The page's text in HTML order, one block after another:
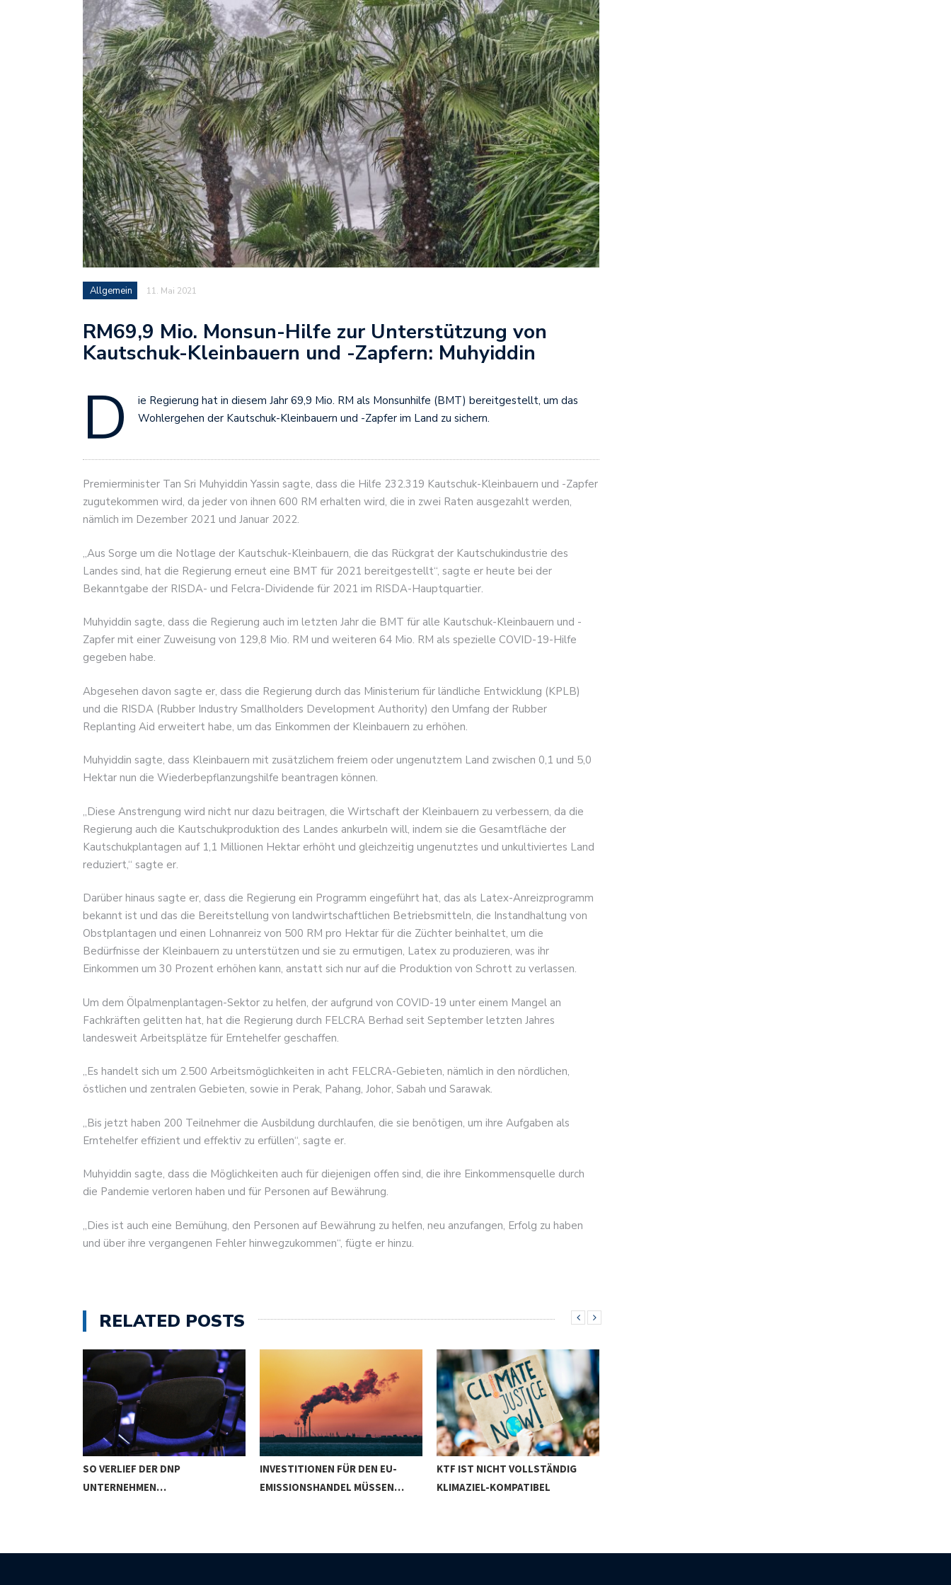
Allgemein 11. Mai 2021
RM69,9 Mio. Monsun-Hilfe zur Unterstützung von
Kautschuk-Kleinbauern und -Zapfern: Muhyiddin
D
ie Regierung hat in diesem Jahr 69,9 Mio. RM als Monsunhilfe (BMT) bereitgestellt, um das
Wohlergehen der Kautschuk-Kleinbauern und -Zapfer im Land zu sichern.
Premierminister Tan Sri Muhyiddin Yassin sagte, dass die Hilfe 232.319 Kautschuk-Kleinbauern und -Zapfer
zugutekommen wird, da jeder von ihnen 600 RM erhalten wird, die in zwei Raten ausgezahlt werden,
nämlich im Dezember 2021 und Januar 2022.
„Aus Sorge um die Notlage der Kautschuk-Kleinbauern, die das Rückgrat der Kautschukindustrie des
Landes sind, hat die Regierung erneut eine BMT für 2021 bereitgestellt“, sagte er heute bei der
Bekanntgabe der RISDA- und Felcra-Dividende für 2021 im RISDA-Hauptquartier.
Muhyiddin sagte, dass die Regierung auch im letzten Jahr die BMT für alle Kautschuk-Kleinbauern und -
Zapfer mit einer Zuweisung von 129,8 Mio. RM und weiteren 64 Mio. RM als spezielle COVID-19-Hilfe
gegeben habe.
Abgesehen davon sagte er, dass die Regierung durch das Ministerium für ländliche Entwicklung (KPLB)
und die RISDA (Rubber Industry Smallholders Development Authority) den Umfang der Rubber
Replanting Aid erweitert habe, um das Einkommen der Kleinbauern zu erhöhen.
Muhyiddin sagte, dass Kleinbauern mit zusätzlichem freiem oder ungenutztem Land zwischen 0,1 und 5,0
Hektar nun die Wiederbepflanzungshilfe beantragen können.
„Diese Anstrengung wird nicht nur dazu beitragen, die Wirtschaft der Kleinbauern zu verbessern, da die
Regierung auch die Kautschukproduktion des Landes ankurbeln will, indem sie die Gesamtfläche der
Kautschukplantagen auf 1,1 Millionen Hektar erhöht und gleichzeitig ungenutztes und unkultiviertes Land
reduziert,“ sagte er.
Darüber hinaus sagte er, dass die Regierung ein Programm eingeführt hat, das als Latex-Anreizprogramm
bekannt ist und das die Bereitstellung von landwirtschaftlichen Betriebsmitteln, die Instandhaltung von
Obstplantagen und einen Lohnanreiz von 500 RM pro Hektar für die Züchter beinhaltet, um die
Bedürfnisse der Kleinbauern zu unterstützen und sie zu ermutigen, Latex zu produzieren, was ihr
Einkommen um 30 Prozent erhöhen kann, anstatt sich nur auf die Produktion von Schrott zu verlassen.
Um dem Ölpalmenplantagen-Sektor zu helfen, der aufgrund von COVID-19 unter einem Mangel an
Fachkräften gelitten hat, hat die Regierung durch FELCRA Berhad seit September letzten Jahres
landesweit Arbeitsplätze für Erntehelfer geschaffen.
„Es handelt sich um 2.500 Arbeitsmöglichkeiten in acht FELCRA-Gebieten, nämlich in den nördlichen,
östlichen und zentralen Gebieten, sowie in Perak, Pahang, Johor, Sabah und Sarawak.
„Bis jetzt haben 200 Teilnehmer die Ausbildung durchlaufen, die sie benötigen, um ihre Aufgaben als
Erntehelfer effizient und effektiv zu erfüllen“, sagte er.
Muhyiddin sagte, dass die Möglichkeiten auch für diejenigen offen sind, die ihre Einkommensquelle durch
die Pandemie verloren haben und für Personen auf Bewährung.
„Dies ist auch eine Bemühung, den Personen auf Bewährung zu helfen, neu anzufangen, Erfolg zu haben
und über ihre vergangenen Fehler hinwegzukommen“, fügte er hinzu.
RELATED POSTS
SO VERLIEF DER DNP
UNTERNEHMEN…
INVESTITIONEN FÜR DEN EU-
EMISSIONSHANDEL MÜSSEN…
KTF IST NICHT VOLLSTÄNDIG
KLIMAZIEL-KOMPATIBEL